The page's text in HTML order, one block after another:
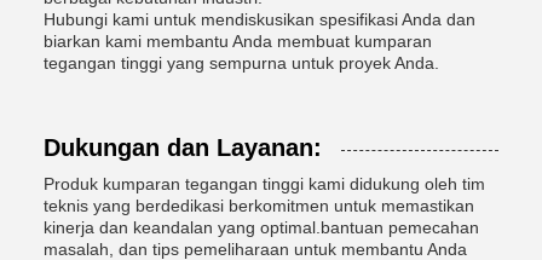
Hubungi kami untuk mendiskusikan spesifikasi Anda dan
biarkan kami membantu Anda membuat kumparan
tegangan tinggi yang sempurna untuk proyek Anda.
Dukungan dan Layanan:
Produk kumparan tegangan tinggi kami didukung oleh tim
teknis yang berdedikasi berkomitmen untuk memastikan
kinerja dan keandalan yang optimal.bantuan pemecahan
masalah, dan tips pemeliharaan untuk membantu Anda